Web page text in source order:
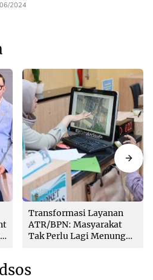
2024
Agraria
Transformasi Layanan
ATR/BPN: Masyarakat
Tak Perlu Lagi Menunggu